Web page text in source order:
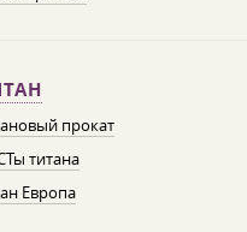
прокат
титана
Европа